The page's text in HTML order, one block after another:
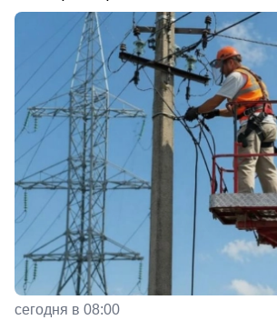
сегодня в 08:00